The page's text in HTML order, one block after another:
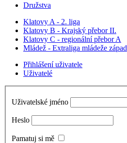
Družstva
Klatovy A - 2. liga
Klatovy B - Krajský přebor II.
Klatovy C - regionální přebor A
Mládež - Extraliga mládeže západ
Přihlášení uživatele
Uživatelé
Uživatelské jméno
Heslo
Pamatuj si mě